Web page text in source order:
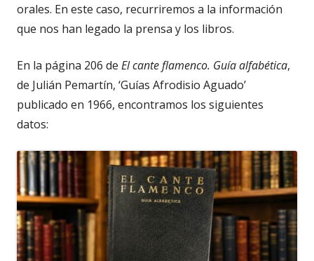
orales. En este caso, recurriremos a la información
que nos han legado la prensa y los libros.
En la página 206 de El cante flamenco. Guía alfabética,
de Julián Pemartín, ‘Guías Afrodisio Aguado’
publicado en 1966, encontramos los siguientes
datos: